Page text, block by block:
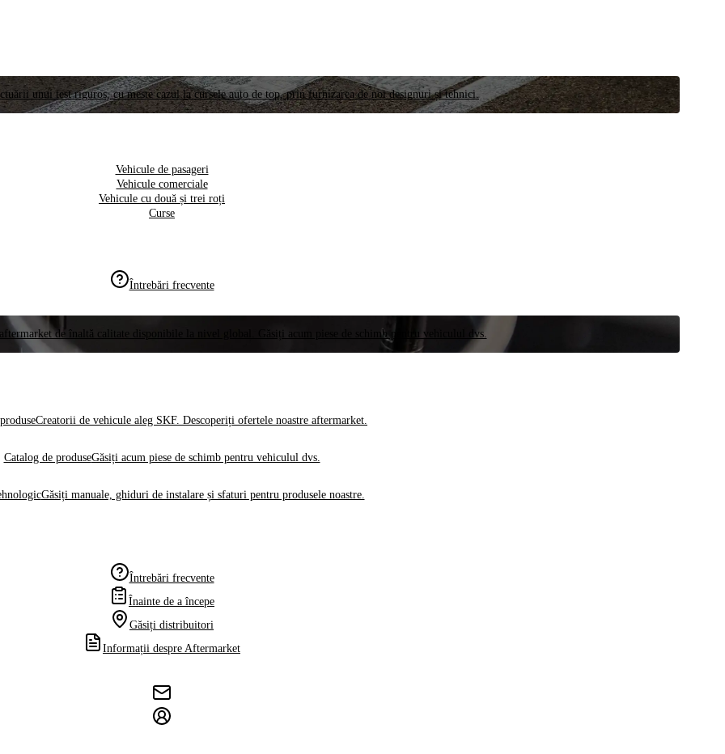
unui test riguros, cu meste cazul la cursele auto de top, prin furnizarea de noi designuri și tehnici.
Vehicule de pasageri
Vehicule comerciale
Vehicule cu două și trei roți
Curse
Întrebări frecvente
de înaltă calitate disponibile la nivel global. Găsiți acum piese de schimb pentru vehiculul dvs.
Creatorii de vehicule aleg SKF. Descoperiți ofertele noastre aftermarket.
Catalog de produseGăsiți acum piese de schimb pentru vehiculul dvs.
Găsiți manuale, ghiduri de instalare și sfaturi pentru produsele noastre.
Întrebări frecvente
Înainte de a începe
Găsiți distribuitori
Informații despre Aftermarket